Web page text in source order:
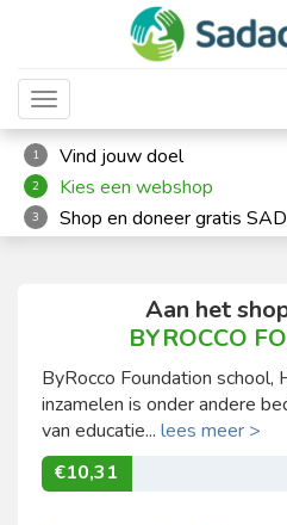
Toggle navigation
1 Vind jouw doel
2 Kies een webshop
3 Shop en doneer gratis
Aan het
BYROCCO
ByRocco Foundation
inzamelen is onder andere
van educatie... lees meer >
€10,31